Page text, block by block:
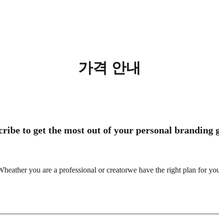
가격 안내
to get the most out of your personal branding
you are a professional or creatorwe have the right plan for